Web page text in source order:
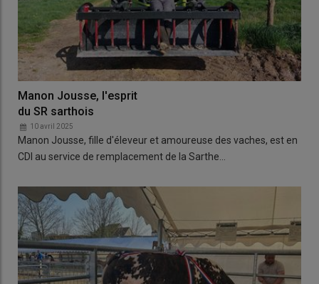
Manon Jousse, l'esprit
du SR sarthois
10 avril 2025
Manon Jousse, fille d'éleveur et amoureuse des vaches, est en
CDI au service de remplacement de la Sarthe…